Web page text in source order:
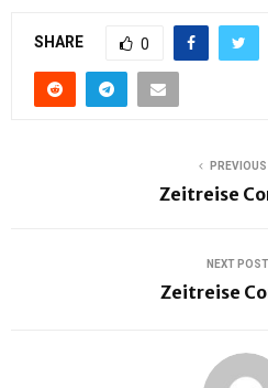
SHARE 0
Zeitreise
NEXT POST
Zeitreise